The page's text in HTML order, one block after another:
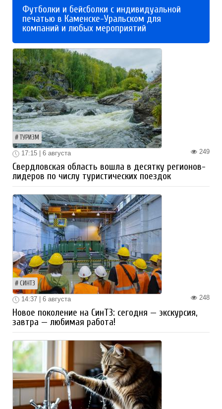
Футболки и бейсболки с индивидуальной
печатью в Каменске-Уральском для
компаний и любых мероприятий
ТУРИЗМ
249
17:15 | 6 августа
Свердловская область вошла в десятку регионов-
лидеров по числу туристических поездок
СИНТЗ
248
14:37 | 6 августа
Новое поколение на СинТЗ: сегодня — экскурсия,
завтра — любимая работа!